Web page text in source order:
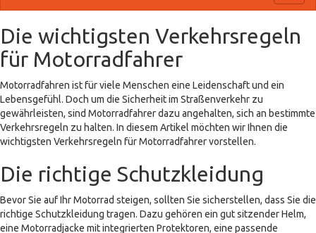
Die wichtigsten Verkehrsregeln
für Motorradfahrer
Motorradfahren ist für viele Menschen eine Leidenschaft und ein
Lebensgefühl. Doch um die Sicherheit im Straßenverkehr zu
gewährleisten, sind Motorradfahrer dazu angehalten, sich an bestimmte
Verkehrsregeln zu halten. In diesem Artikel möchten wir Ihnen die
wichtigsten Verkehrsregeln für Motorradfahrer vorstellen.
Die richtige Schutzkleidung
Bevor Sie auf Ihr Motorrad steigen, sollten Sie sicherstellen, dass Sie die
richtige Schutzkleidung tragen. Dazu gehören ein gut sitzender Helm,
eine Motorradjacke mit integrierten Protektoren, eine passende